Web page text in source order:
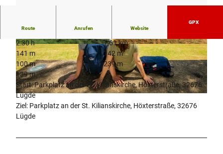
l
-
g
e
© Stadt Lügde, Tourist-Information Lügde |
CC-BY-NC-ND
© Hameln Fotografie, CHRISTIAN MANTHEY |
CC-BY-SA
Route Anrufen Website
GPX
2:30 h
7,61 km
141 m
142 m
100 m
239 m
139 m
Start: Parkplatz an der St. Kilianskirche, Höxterstraße, 32676
Lügde
Ziel: Parkplatz an der St. Kilianskirche, Höxterstraße, 32676
Lügde